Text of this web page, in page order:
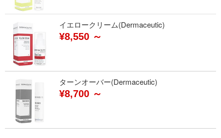
イエロークリーム(Dermaceutic)
¥8,550 ～
ターンオーバー(Dermaceutic)
¥8,700 ～